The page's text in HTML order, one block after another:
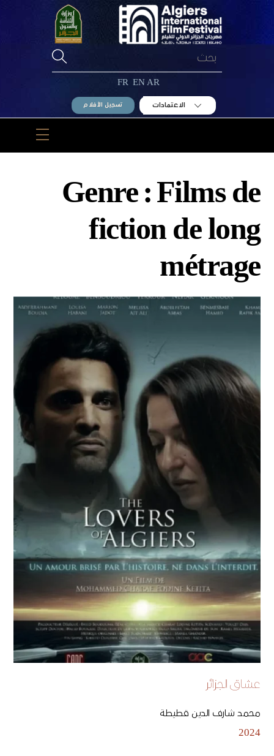
AR
EN
FR
الاعتمادات تسجيل الأفلام
Menu
Genre : Films de
fiction de long
métrage
عشاق الجزائر
محمد شارف الدين قطيطة
2024